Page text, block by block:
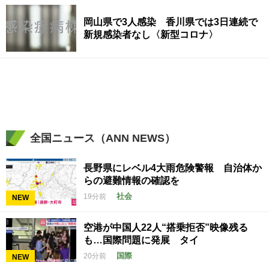
岡山県で3人感染 香川県では3日連続で
新規感染者なし〈新型コロナ〉
全国ニュース（ANN NEWS）
NEW
長野県にレベル4大雨危険警報 自治体か
らの避難情報の確認を
19分前 社会
NEW
空港が中国人22人“搭乗拒否”映像残る
も…国際問題に発展 タイ
20分前 国際